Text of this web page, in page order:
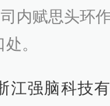
内赋思头环
。
江强脑科技